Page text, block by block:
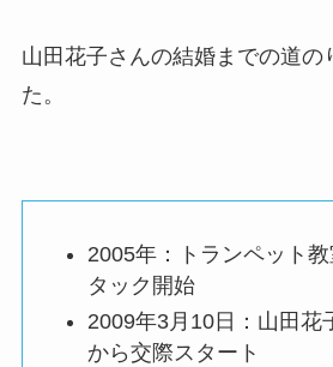
山田花子さんの結婚までの道の
た。
2005年：トランペット
タック開始
2009年3月10日：山田花
から交際スタート